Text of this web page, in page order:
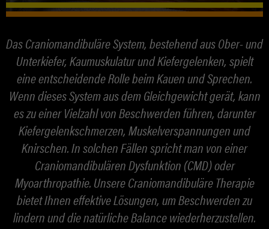
Atemtherapie
Sport Physiotherapie
Craniomandibuläre Therapie
Taping
Gangschulung &
Sturzprophylaxe
MEDIZINISCHE MASSAGE
Das Craniomandibuläre System, bestehend aus Ober- und
Unterkiefer, Kaumuskulatur und Kiefergelenken, spielt
eine entscheidende Rolle beim Kauen und Sprechen.
Wenn dieses System aus dem Gleichgewicht gerät, kann
es zu einer Vielzahl von Beschwerden führen, darunter
Kiefergelenkschmerzen, Muskelverspannungen und
Knirschen. In solchen Fällen spricht man von einer
Craniomandibulären Dysfunktion (CMD) oder
Myoarthropathie. Unsere Craniomandibuläre Therapie
bietet Ihnen effektive Lösungen, um Beschwerden zu
lindern und die natürliche Balance wiederherzustellen.